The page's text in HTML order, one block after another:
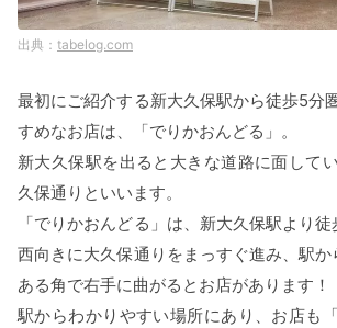
tabelog.com
最初にご紹介する新大久保駅から徒歩5分
すめなお店は、「でりかおんどる」。
新大久保駅を出ると大きな道路に面して
久保通りといいます。
「でりかおんどる」は、新大久保駅より
西向きに大久保通りをまっすぐ進み、駅
ある角で右手に曲がるとお店があります！
駅からわかりやすい場所にあり、お店も